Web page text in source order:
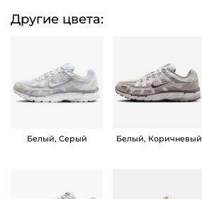
с
т
Другие цвета:
Белый, Серый Белый, Коричневый